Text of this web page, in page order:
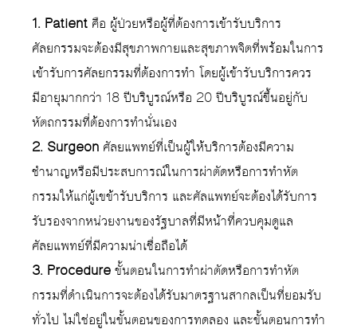
1. Patient คือ ผู้ป่วยหรือผู้ที่ต้องการเข้ารับบริการ
ศัลยกรรมจะต้องมีสุขภาพกายและสุขภาพจิตที่พร้อมในการ
เข้ารับการศัลยกรรมที่ต้องการทำ โดยผู้เข้ารับบริการควร
มีอายุมากกว่า 18 ปีบริบูรณ์หรือ 20 ปีบริบูรณ์ขึ้นอยู่กับ
หัตถกรรมที่ต้องการทำนั่นเอง
2. Surgeon ศัลยแพทย์ที่เป็นผู้ให้บริการต้องมีความ
ชำนาญหรือมีประสบการณ์ในการผ่าตัดหรือการทำหัต
กรรมให้แก่ผู้เขข้ารับบริการ และศัลแพทย์จะต้องได้รับการ
รับรองจากหน่วยงานของรัฐบาลที่มีหน้าที่ควบคุมดูแล
ศัลยแพทย์ที่มีความน่าเชื่อถือได้
3. Procedureขั้นตอนในการทำผ่าตัดหรือการทำหัต
กรรมที่ดำเนินการจะต้องได้รับมาตรฐานสากลเป็นที่ยอมรับ
ทั่วไป ไม่ใช่อยู่ในขั้นตอนของการทดลอง และขั้นตอนการทำ